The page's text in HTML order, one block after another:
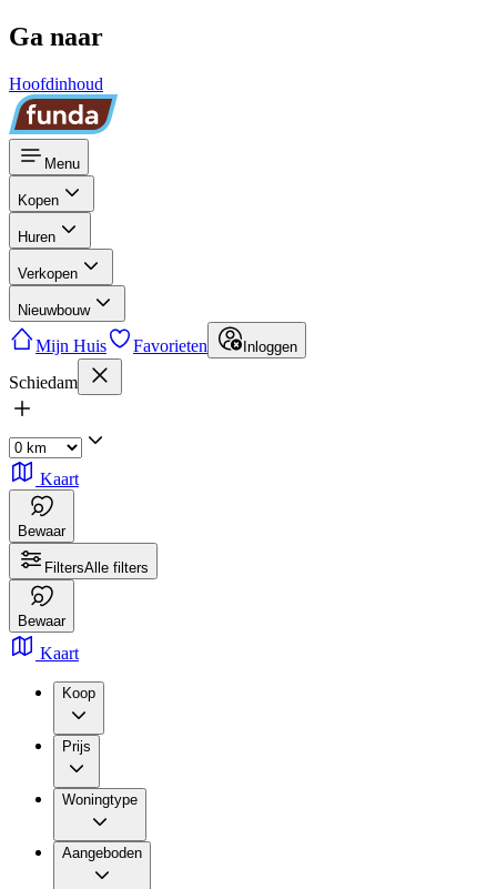
Ga naar
Hoofdinhoud
Menu
Kopen
Huren
Verkopen
Nieuwbouw
Mijn Huis Favorieten Inloggen
Schiedam
Kaart
Bewaar
FiltersAlle filters
Bewaar
Kaart
Koop
Prijs
Woningtype
Aangeboden